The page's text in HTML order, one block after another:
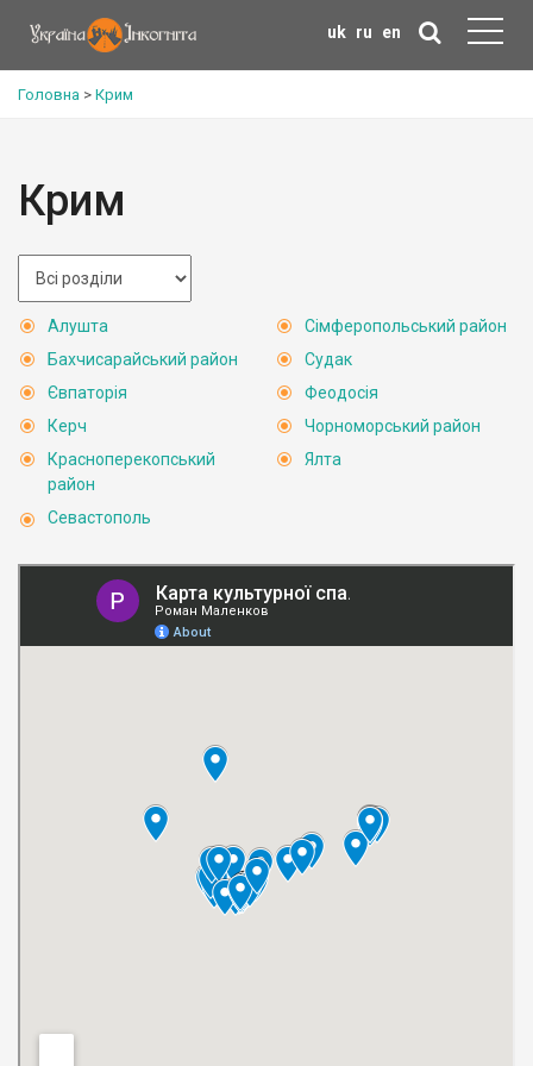
uk ru en
Головна > Крим
Крим
Алушта
Бахчисарайський район
Євпаторія
Керч
Красноперекопський
район
Севастополь
Сімферопольський район
Судак
Феодосія
Чорноморський район
Ялта